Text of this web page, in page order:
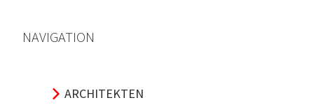
NAVIGATION
ARCHITEKTEN